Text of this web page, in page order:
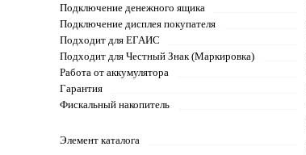
Подключение денежного ящика
Подключение дисплея покупателя
Подходит для ЕГАИС
Подходит для Честный Знак (Маркировка)
Работа от аккумулятора
Гарантия
Фискальный накопитель
Элемент каталога